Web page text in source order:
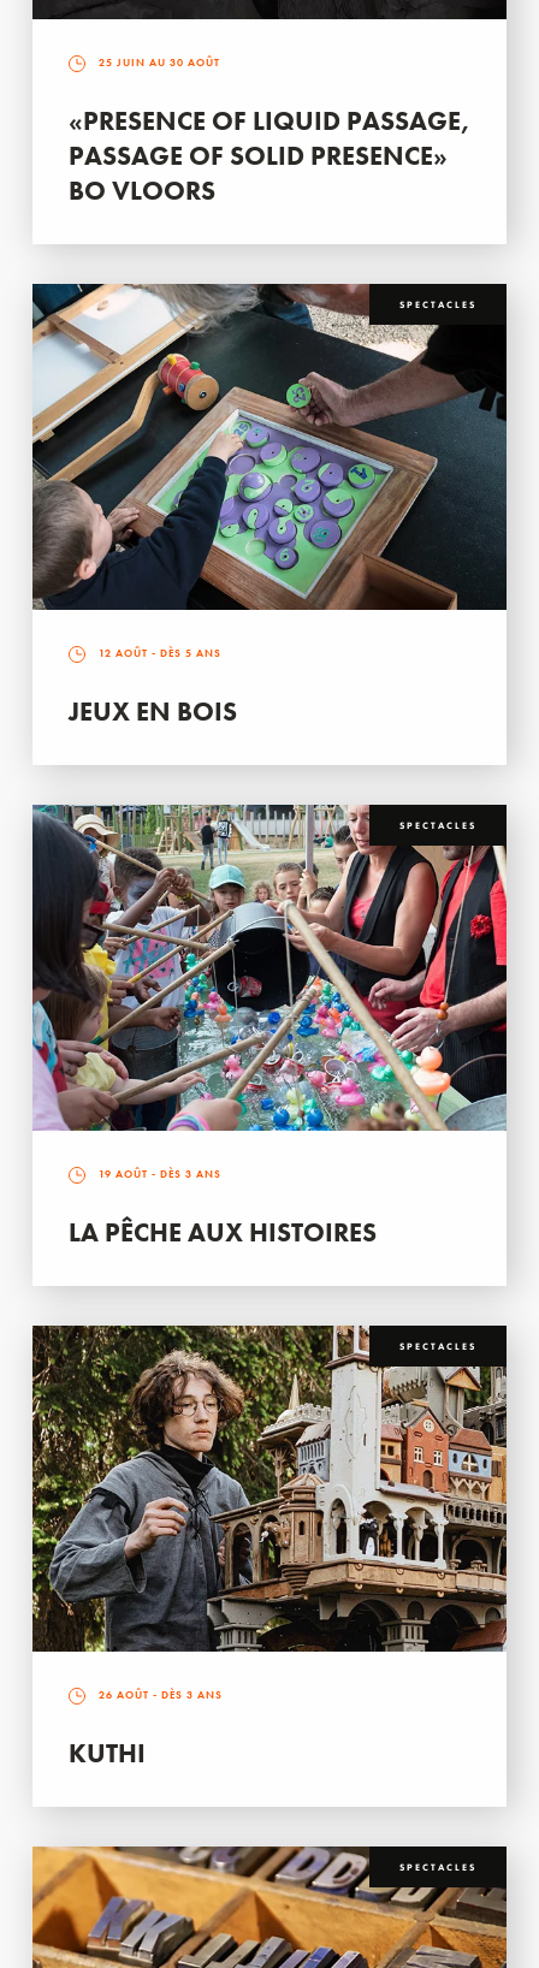
25 JUIN AU 30 AOÛT
«PRESENCE OF LIQUID PASSAGE,
PASSAGE OF SOLID PRESENCE»
BO VLOORS
SPECTACLES
12 AOÛT - DÈS 5 ANS
JEUX EN BOIS
SPECTACLES
19 AOÛT - DÈS 3 ANS
LA PÊCHE AUX HISTOIRES
SPECTACLES
26 AOÛT - DÈS 3 ANS
KUTHI
SPECTACLES